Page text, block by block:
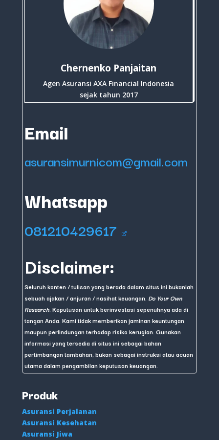
Chernenko Panjaitan
Agen Asuransi AXA Financial Indonesia
sejak tahun 2017
Email
asuransimurnicom@gmail.com
Whatsapp
081210429617
Disclaimer:
Seluruh konten / tulisan yang berada dalam situs ini bukanlah
sebuah ajakan / anjuran / nasihat keuangan. Do Your Own
Research . Keputusan untuk berinvestasi sepenuhnya ada di
tangan Anda. Kami tidak memberikan jaminan keuntungan
maupun perlindungan terhadap risiko kerugian. Gunakan
informasi yang tersedia di situs ini sebagai bahan
pertimbangan tambahan, bukan sebagai instruksi atau acuan
utama dalam pengambilan keputusan keuangan.
Produk
Asuransi Perjalanan
Asuransi Kesehatan
Asuransi Jiwa